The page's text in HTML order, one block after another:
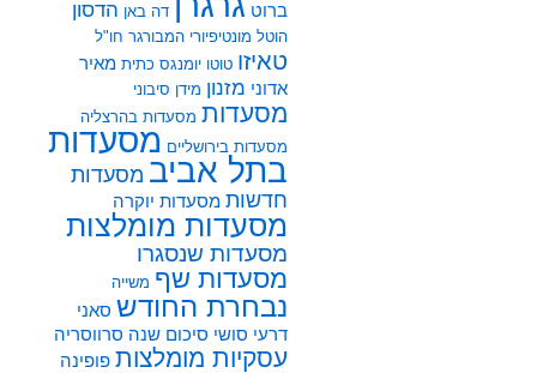
ברוט דה באן הדסון
הוטל מונטיפיורי המבורגר חו"ל
טאיזו טוטו יומנגס כתית מאיר
אדוני מזנון מידן סיבוני
מסעדות מסעדות בהרצליה
מסעדות בירושליים מסעדות
בתל אביב מסעדות
חדשות מסעדות יוקרה
מסעדות מומלצות
מסעדות שנסגרו
מסעדות שף משייה
נבחרת החודש סאני
דרעי סושי סיכום שנה סרווסריה
עסקיות מומלצות פופינה